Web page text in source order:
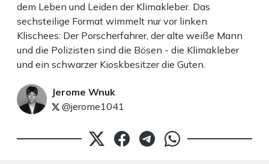
dem Leben und Leiden der Klimakleber. Das
sechsteilige Format wimmelt nur vor linken
Klischees: Der Porscherfahrer, der alte weiße Mann
und die Polizisten sind die Bösen - die Klimakleber
und ein schwarzer Kioskbesitzer die Guten.
Jerome Wnuk
@jerome1041